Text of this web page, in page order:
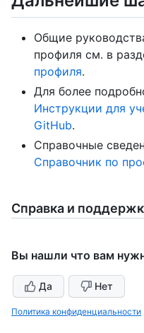
Общие
профиля см. в
профиля.
Для более
Инструкции для
GitHub.
Справочные
Справочник по
Справка и
Вы нашли что вам
Да Нет
Политика конфиденциальности